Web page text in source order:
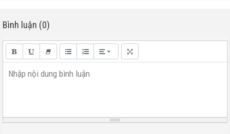
Bình luận (0)
Nhập nội dung bình luận